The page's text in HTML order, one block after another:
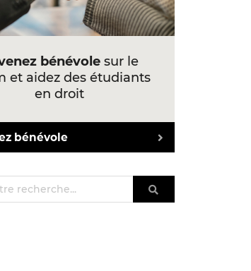
bénévole sur le
et aidez des étudiants
en droit
bénévole